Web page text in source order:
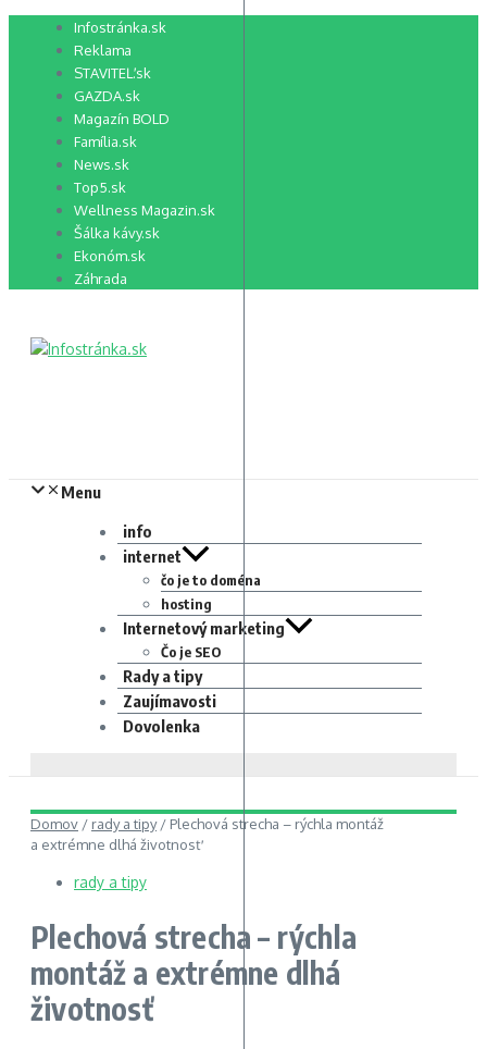
Preskočiť Infostránka.sk
Reklama
STAVITEĽ.sk
GAZDA.sk
Magazín BOLD
Família.sk
News.sk
Top5.sk
Wellness Magazin.sk
Šálka kávy.sk
Ekonóm.sk
Záhrada
Menu
info
internet
čo je to doména
hosting
Internetový marketing
Čo je SEO
Rady a tipy
Zaujímavosti
Dovolenka
Domov / rady a tipy/ Plechová strecha – rýchla montáž
a extrémne dlhá životnosť
rady a tipy
Plechová strecha – rýchla
montáž a extrémne dlhá
životnosť